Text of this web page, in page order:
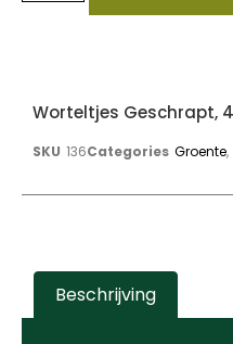
Worteltjes Geschrapt,
SKU 136Categories Groente,
Beschrijving